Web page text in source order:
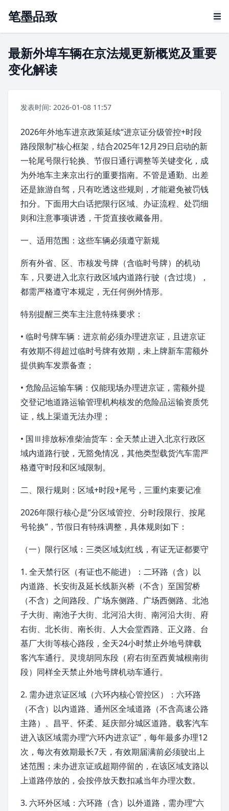
笔墨品致
最新外埠车辆在京法规更新概览及重要
变化解读
发表时间: 2026-01-08 11:57
2026年外地车进京政策延续“进京证分级管控+时段
路段限制”核心框架，结合2025年12月29日启动的新
一轮尾号限行轮换、节假日通行调整等关键变化，成
为外地车主来京出行的重要指南。不管是通勤、出差
还是旅游自驾，只有吃透这些规则，才能避免被罚钱
扣分。下面用大白话把限行区域、办证流程、处罚细
则和注意事项讲透，干货直接收藏备用。
一、适用范围：这些车辆必须遵守新规
所有外省、区、市核发号牌（含临时号牌）的机动
车，只要进入北京行政区域内道路行驶（含过境），
都需严格遵守本规定，无任何例外情形。
特别提醒三类车主注意特殊要求：
• 临时号牌车辆：进京前必须办理进京证，且进京证
有效期不得超过临时号牌有效期，未上牌新车需额外
提供购车发票备查；
• 危险品运输车辆：仅能现场办理进京证，需额外提
交登记地道路运输管理机构核发的危险品运输资质凭
证，线上渠道无法办理；
• 国Ⅲ排放标准柴油货车：全天禁止进入北京行政区
域内道路行驶，无豁免情况，其他类型载货汽车需严
格遵守时段和区域限制。
二、限行规则：区域+时段+尾号，三重约束要记准
2026年限行核心是“分区域管控、分时段限行、按尾
号轮换”，节假日有特殊调整，具体规则如下：
（一）限行区域：三类区域划红线，有证无证都要守
1. 全天禁行区（有证也不能进）： 二环路 （含）以
内道路、 长安街及延长线新兴桥（不含）至国贸桥
（不含）之间路段、广场东侧路、广场西侧路、北池
子大街、 南池子大街、北河沿大街、 南河沿大街、府
右街、北长街、 南长街、人大会堂西路、 正义路、 台
基厂大街等核心路段，全天24小时禁止外地号牌载
客汽车通行。 灵境胡同东段（府右街至西黄城根南街
段）同样全天禁止外地号牌机动车通行。
2. 需办进京证区域（六环内核心管控区）：六环路
（不含）以内道路、 通州区全域道路（不含高速公路
主路）、 昌平、怀柔、 延庆部分城区道路。载客汽车
进入该区域需办理“六环内进京证”，每年最多办理12
次，每次有效期最长7天，有效期届满前必须驶出上
述范围；未办进京证或超期停留的，在该区域支路以
上道路停放的，会按停放天数扣减当年办理次数。
3. 六环外区域：六环路（含）以外道路，需办理“六